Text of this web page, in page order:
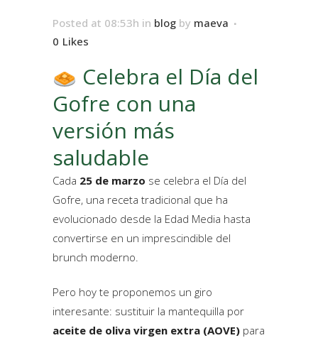
Posted at 08:53h in blog by maeva
0 Likes
Celebra el Día del
Gofre con una
versión más
saludable
Cada 25 de marzo se celebra el Día del
Gofre, una receta tradicional que ha
evolucionado desde la Edad Media hasta
convertirse en un imprescindible del
brunch moderno.
Pero hoy te proponemos un giro
interesante: sustituir la mantequilla por
aceite de oliva virgen extra (AOVE) para